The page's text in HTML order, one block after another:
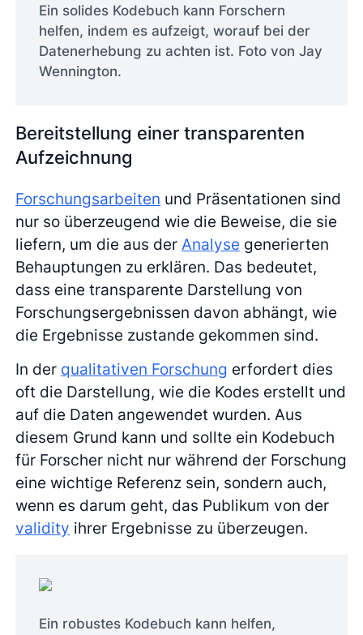
Ein solides Kodebuch kann Forschern
helfen, indem es aufzeigt, worauf bei der
Datenerhebung zu achten ist. Foto von Jay
Wennington.
Bereitstellung einer transparenten
Aufzeichnung
Forschungsarbeiten und Präsentationen sind
nur so überzeugend wie die Beweise, die sie
liefern, um die aus der Analyse generierten
Behauptungen zu erklären. Das bedeutet,
dass eine transparente Darstellung von
Forschungsergebnissen davon abhängt, wie
die Ergebnisse zustande gekommen sind.
In der qualitativen Forschung erfordert dies
oft die Darstellung, wie die Kodes erstellt und
auf die Daten angewendet wurden. Aus
diesem Grund kann und sollte ein Kodebuch
für Forscher nicht nur während der Forschung
eine wichtige Referenz sein, sondern auch,
wenn es darum geht, das Publikum von der
validity ihrer Ergebnisse zu überzeugen.
Ein robustes Kodebuch kann helfen,